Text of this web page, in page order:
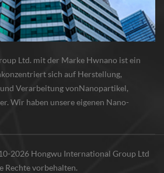
Ltd. mit der Marke Hwnano ist ein
sich auf Herstellung,
Verarbeitung vonNanopartikel,
Wir haben unsere eigenen Nano-
2026 Hongwu International Group Ltd
Rechte vorbehalten.